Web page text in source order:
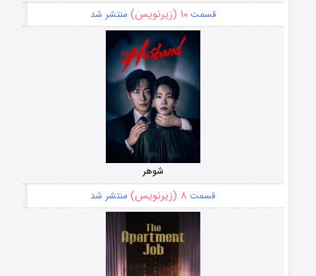
قسمت۱۰ (زیرنویس) منتشر شد
شوهر
قسمت ۸ (زیرنویس) منتشر شد